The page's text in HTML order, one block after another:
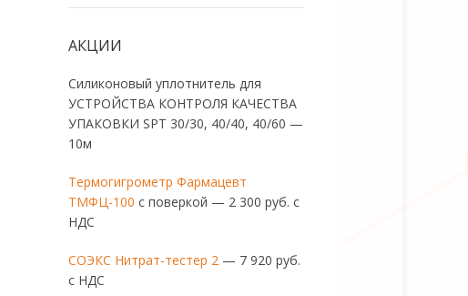
АКЦИИ
Силиконовый уплотнитель для
УСТРОЙСТВА КОНТРОЛЯ КАЧЕСТВА
УПАКОВКИ SPT 30/30, 40/40, 40/60 —
10м
Термогигрометр Фармацевт
ТМФЦ-100 с поверкой — 2 300 руб. с
НДС
СОЭКС Нитрат-тестер 2 — 7 920 руб.
с НДС